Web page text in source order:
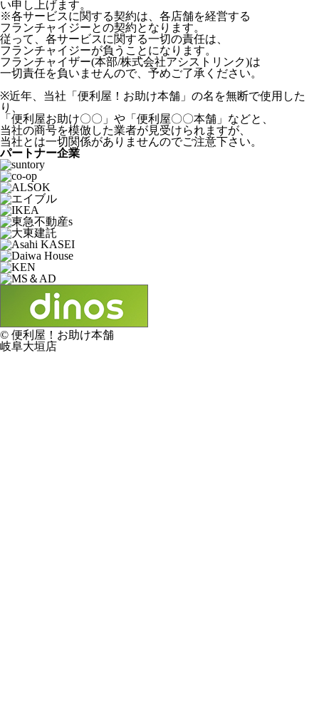
い申し上げます。
※各サービスに関する契約は、各店舗を経営する
フランチャイジーとの契約となります。
従って、各サービスに関する一切の責任は、
フランチャイジーが負うことになります。
フランチャイザー(本部/株式会社アシストリンク)は
一切責任を負いませんので、予めご了承ください。
※近年、当社「便利屋！お助け本舗」の名を無断で使用した
り、
「便利屋お助け〇〇」や「便利屋〇〇本舗」などと、
当社の商号を模倣した業者が見受けられますが、
当社とは一切関係がありませんのでご注意下さい。
パートナー企業
© 便利屋！お助け本舗
岐阜大垣店